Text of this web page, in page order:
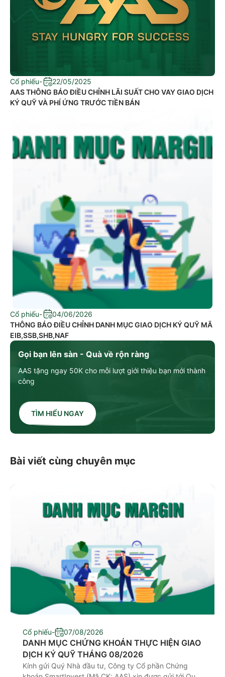
Gọi bạn lên sàn - Quà về rộn ràng
AAS tặng ngay 50K cho mỗi lượt giới thiệu bạn mới thành
công
TÌM HIỂU NGAY
Cổ phiếu-
22/05/2025
​AAS THÔNG BÁO ĐIỀU CHỈNH LÃI SUẤT CHO VAY GIAO DỊCH
KÝ QUỸ VÀ PHÍ ỨNG TRƯỚC TIỀN BÁN
Cổ phiếu-
04/06/2026
THÔNG BÁO ĐIỀU CHỈNH DANH MỤC GIAO DỊCH KÝ QUỸ MÃ
EIB,SSB,SHB,NAF
Bài viết cùng chuyên mục
Cổ phiếu- 07/08/2026
DANH MỤC CHỨNG KHOÁN THỰC HIỆN GIAO
DỊCH KÝ QUỸ THÁNG 08/2026
Kính gửi Quý Nhà đầu tư, Công ty Cổ phần Chứng